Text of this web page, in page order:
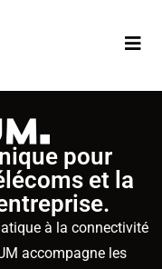
pour
et la
à la connectivité
accompagne les